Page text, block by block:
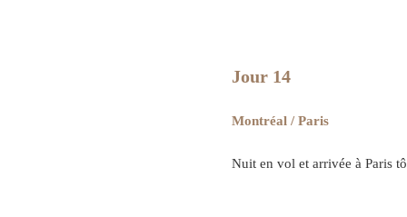
Jour 14
Montréal / Paris
Nuit en vol et arrivée à Paris